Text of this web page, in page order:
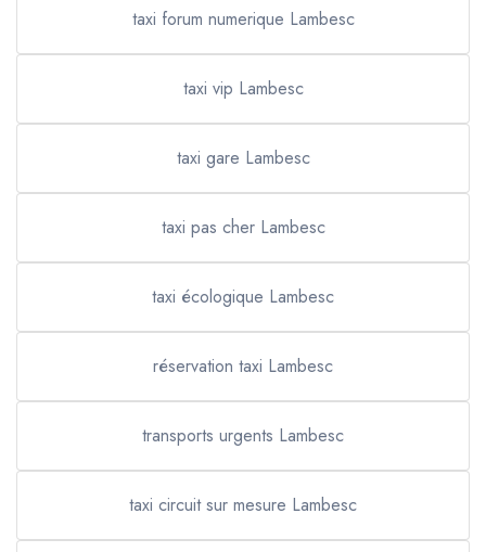
taxi forum numerique Lambesc
taxi vip Lambesc
taxi gare Lambesc
taxi pas cher Lambesc
taxi écologique Lambesc
réservation taxi Lambesc
transports urgents Lambesc
taxi circuit sur mesure Lambesc